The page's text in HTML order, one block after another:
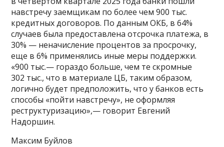
навстречу заемщикам по более чем 900 тыс.
кредитных договоров. По данным ОКБ, в 64%
случаев была предоставлена отсрочка платежа, в
30% — неначисление процентов за просрочку,
еще в 6% применялись иные меры поддержки.
«900 тыс.— гораздо больше, чем те скромные
302 тыс., что в материале ЦБ, таким образом,
логично будет предположить, что у банков есть
способы «пойти навстречу», не оформляя
реструктуризацию»,— говорит Евгений
Надоршин.
Максим Буйлов